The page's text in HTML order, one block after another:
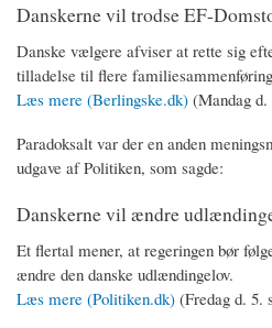
Danskerne vil trodse EF-
Danske vælgere afviser at rette sig
tilladelse til flere
Læs mere (Berlingske.dk) (Mandag d.
Paradoksalt var der en anden
udgave af Politiken, som sagde:
Danskerne vil ændre
Et flertal mener, at regeringen bør
ændre den danske udlændingelov.
Læs mere (Politiken.dk) (Fredag d. 5.